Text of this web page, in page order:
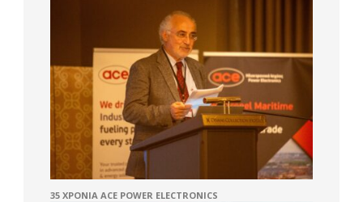
35 ΧΡΌΝΙΑ ACE POWER ELECTRONICS